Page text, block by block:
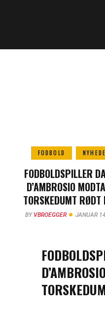
FODBOLD
FODBOLDSPILLER
D’AMBROSIO
TORSKEDUMT RØDT
BY VBROEGGER JANUAR